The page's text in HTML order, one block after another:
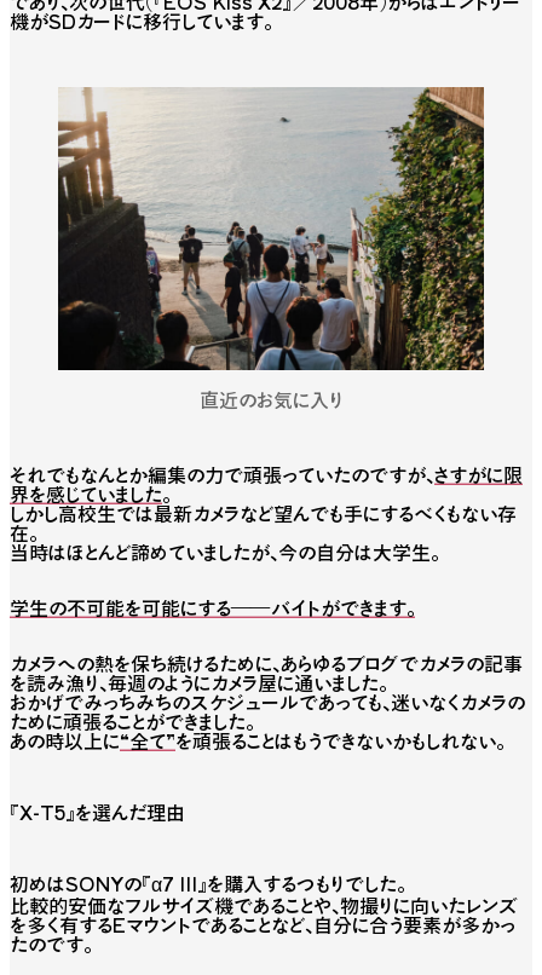
機がSDカードに移行しています。
直近のお気に入り
それでもなんとか編集の力で頑張っていたのですが、さすがに限
界を感じていました。
しかし高校生では最新カメラなど望んでも手にするべくもない存
在。
当時はほとんど諦めていましたが、今の自分は大学生。
学生の不可能を可能にする——バイトができます。
カメラへの熱を保ち続けるために、あらゆるブログでカメラの記事
を読み漁り、毎週のようにカメラ屋に通いました。
おかげでみっちみちのスケジュールであっても、迷いなくカメラの
ために頑張ることができました。
あの時以上に“全て”を頑張ることはもうできないかもしれない。
『X-T5』を選んだ理由
初めはSONYの『α7 III』を購入するつもりでした。
比較的安価なフルサイズ機であることや、物撮りに向いたレンズ
を多く有するEマウントであることなど、自分に合う要素が多かっ
たのです。